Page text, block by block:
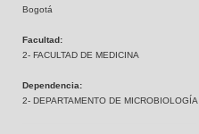
Bogotá
Facultad:
2- FACULTAD DE MEDICINA
Dependencia:
2- DEPARTAMENTO DE MICROBIOLOGÍA